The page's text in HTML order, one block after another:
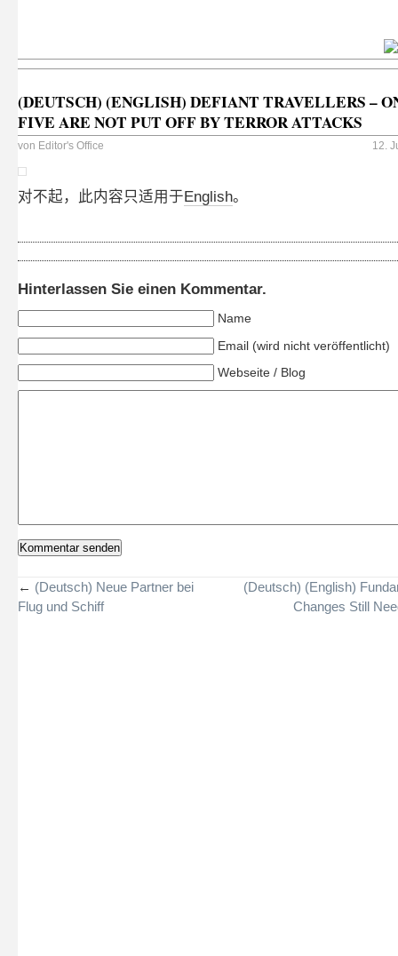
(DEUTSCH) (ENGLISH) DEFIANT TRAVELLERS –
FIVE ARE NOT PUT OFF BY TERROR ATTACKS
12.
von Editor's Office
对不起，此内容只适用于 English。
Hinterlassen Sie einen Kommentar.
Name
Email (wird nicht veröffentlicht)
Webseite / Blog
(Deutsch) (English)
Changes Still
← (Deutsch) Neue Partner bei
Flug und Schiff